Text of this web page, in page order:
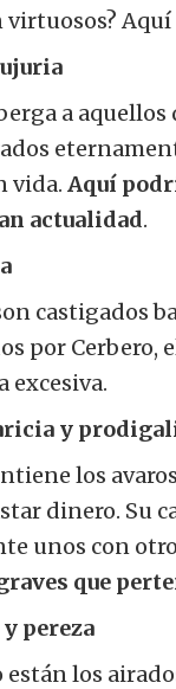
virtuosos?
a
vida. Aquí
actualidad.
castigados
por Cerbero,
excesiva.
y
los
dinero. Su
unos con
que
pereza
están los